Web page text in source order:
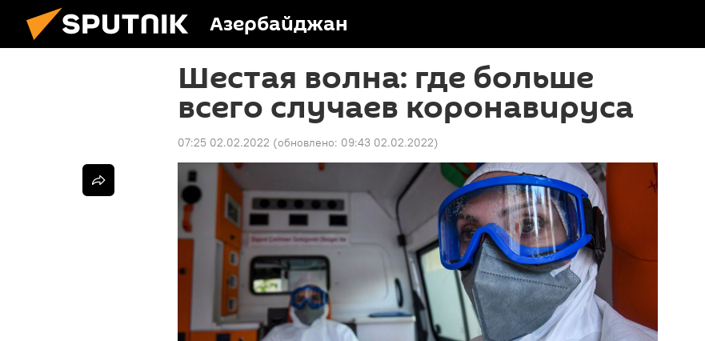
Азербайджан
Шестая волна: где больше
всего случаев коронавируса
07:25 02.02.2022 (обновлено: 09:43 02.02.2022)